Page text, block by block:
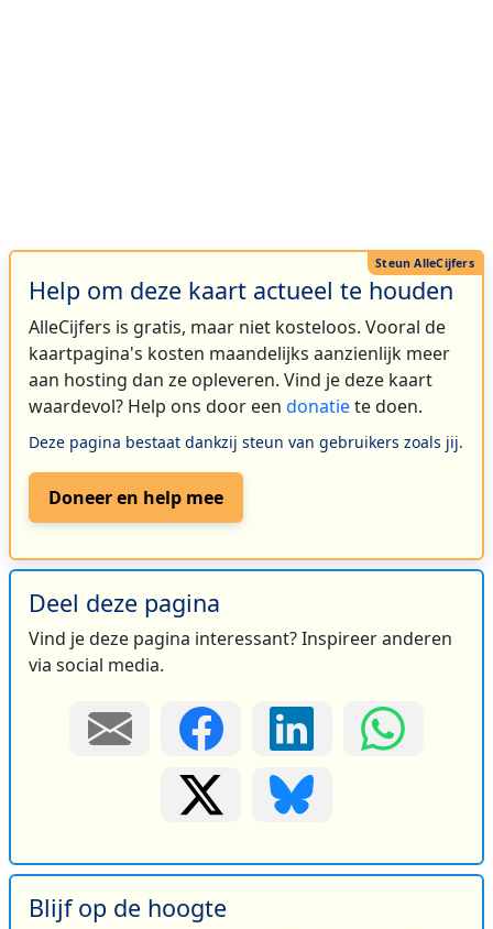
Help om deze kaart actueel te houden
AlleCijfers is gratis, maar niet kosteloos. Vooral de
kaartpagina's kosten maandelijks aanzienlijk meer
aan hosting dan ze opleveren. Vind je deze kaart
waardevol? Help ons door een donatiete doen.
Deze pagina bestaat dankzij steun van gebruikers zoals jij.
Doneer en help mee
Deel deze pagina
Vind je deze pagina interessant? Inspireer anderen
via social media.
Blijf op de hoogte